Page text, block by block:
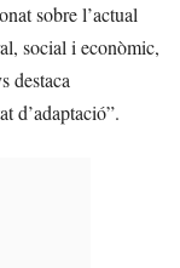
sobre l’actual
social i econòmic,
destaca
d’adaptació”.